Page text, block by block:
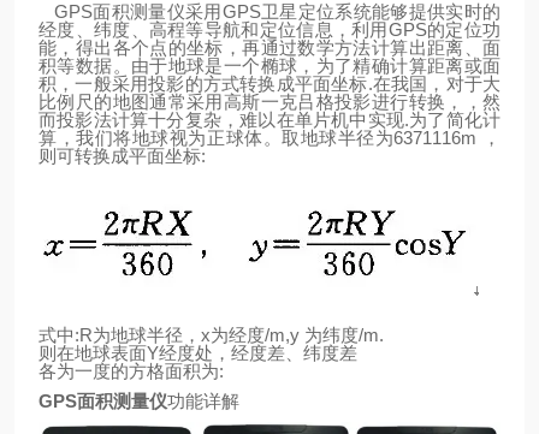
GPS面积测量仪采用GPS卫星定位系统能够提供实时的
经度、纬度、高程等导航和定位信息，利用GPS的定位功
能，得出各个点的坐标，再通过数学方法计算出距离、面
积等数据。由于地球是一个椭球，为了精确计算距离或面
积，一般采用投影的方式转换成平面坐标.在我国，对于大
比例尺的地图通常采用高斯一克吕格投影进行转换，，然
而投影法计算十分复杂，难以在单片机中实现.为了简化计
算，我们将地球视为正球体。取地球半径为6371116m
，
则可转换成平面坐标:
式中:R为地球半径， x为经度/m,y 为纬度/m.
则 在地球表面Y经度处，经度差、纬度差
各为一度的方格面积为:
GPS面积测量仪功能详解